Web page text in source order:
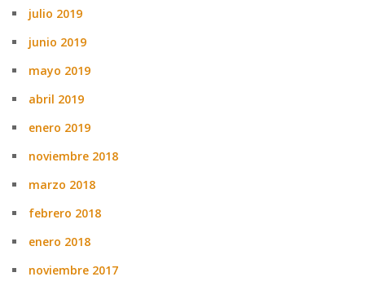
julio 2019
junio 2019
mayo 2019
abril 2019
enero 2019
noviembre 2018
marzo 2018
febrero 2018
enero 2018
noviembre 2017